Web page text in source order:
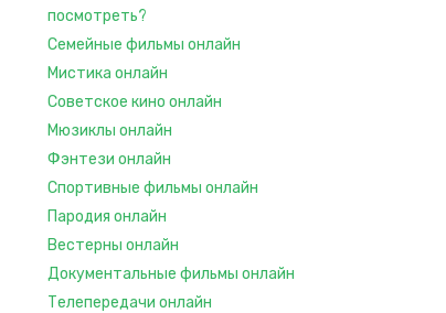
посмотреть?
Семейные фильмы онлайн
Мистика онлайн
Советское кино онлайн
Мюзиклы онлайн
Фэнтези онлайн
Спортивные фильмы онлайн
Пародия онлайн
Вестерны онлайн
Документальные фильмы онлайн
Телепередачи онлайн